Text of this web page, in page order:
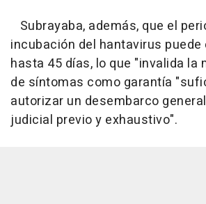
Subrayaba, además, que el
incubación del hantavirus
hasta 45 días, lo que "invalida la
de síntomas como garantía
autorizar un desembarco
judicial previo y exhaustivo".